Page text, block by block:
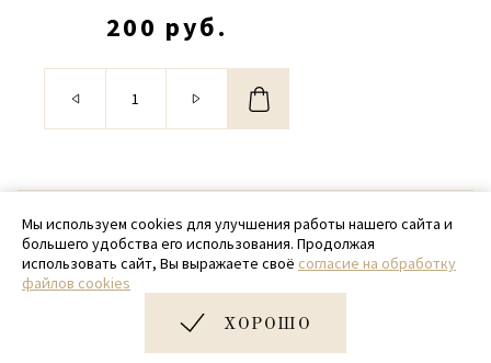
200 руб.
© 2020 - 2026 SamPack
+ 7 (918) 699-97-87
zakaz@sampack.store
Дизайн и разработка сайта
Мы используем cookies для улучшения работы нашего сайта и
большего удобства его использования. Продолжая
использовать сайт, Вы выражаете своё согласие на обработку
файлов cookies
ХОРОШО